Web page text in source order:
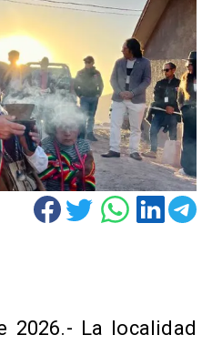
2026.- La localidad